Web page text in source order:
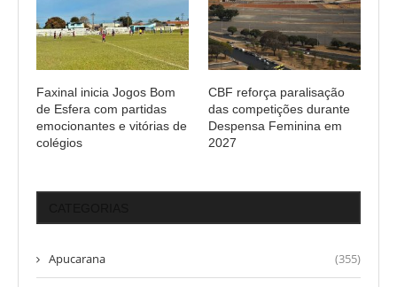
Faxinal inicia Jogos Bom
de Esfera com partidas
emocionantes e vitórias de
colégios
CBF reforça paralisação
das competições durante
Despensa Feminina em
2027
Apucarana (355)